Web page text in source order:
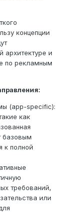
концепции
архитектуре и
по рекламным
(app-specific):
как
базовым
к полной
требований,
или